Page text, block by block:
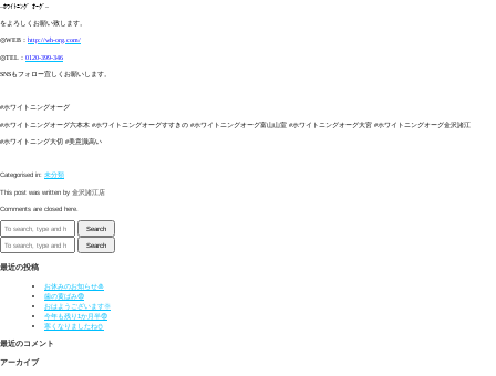
–ﾎﾜｲﾄﾆﾝｸﾞ ｵｰｸﾞ–
をよろしくお願い致します。
◎WEB ： http://wh-org.com/
◎TEL ： 0120-399-346
SNSもフォロー宜しくお願いします。
#ホワイトニングオーグ
#ホワイトニングオーグ六本木 #ホワイトニングオーグすすきの #ホワイトニングオーグ富山山室 #ホワイトニングオーグ大宮 #ホワイトニングオーグ金沢諸江
#ホワイトニング大切 #美意識高い
Categorised in: 未分類
This post was written by 金沢諸江店
Comments are closed here.
Search
Search
最近の投稿
お休みのお知らせ🎍
歯の黄ばみ😨
おはようございます🌞
今年も残り1か月半😨
寒くなりましたね⛄
最近のコメント
アーカイブ